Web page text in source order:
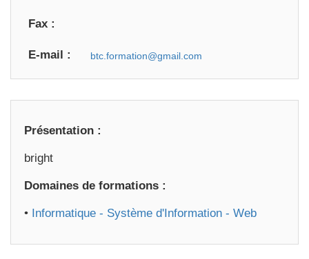
Fax :
E-mail :
Présentation :
bright
Domaines de formations :
• Informatique - Système d'Information - Web